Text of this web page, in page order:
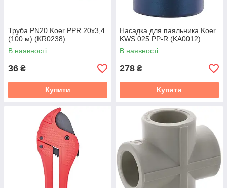
Труба PN20 Koer PPR 20x3,4
(100 м) (KR0238)
В наявності
36 ₴
Купити
Насадка для паяльника Koer
KWS.025 PP-R (KA0012)
В наявності
278 ₴
Купити